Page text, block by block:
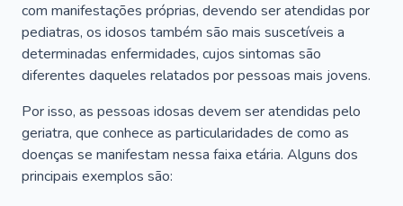
com manifestações próprias, devendo ser atendidas por
pediatras, os idosos também são mais suscetíveis a
determinadas enfermidades, cujos sintomas são
diferentes daqueles relatados por pessoas mais jovens.
Por isso, as pessoas idosas devem ser atendidas pelo
geriatra, que conhece as particularidades de como as
doenças se manifestam nessa faixa etária. Alguns dos
principais exemplos são: